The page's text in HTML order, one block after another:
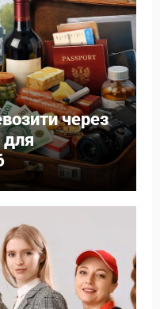
через
для